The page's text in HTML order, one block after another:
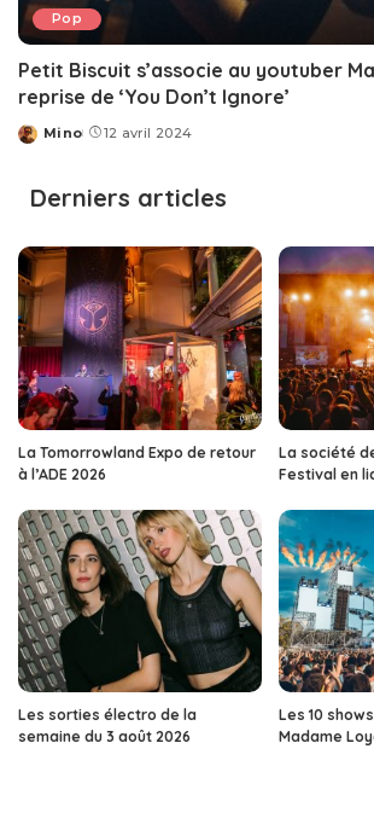
Pop
Petit Biscuit s’associe au youtuber
reprise de ‘You Don’t Ignore’
Posted
Mino 12 avril 2024
Derniers articles
La Tomorrowland Expo de retour
à l’ADE 2026
La société
Festival en
Les sorties électro de la
semaine du 3 août 2026
Les 10
Madame